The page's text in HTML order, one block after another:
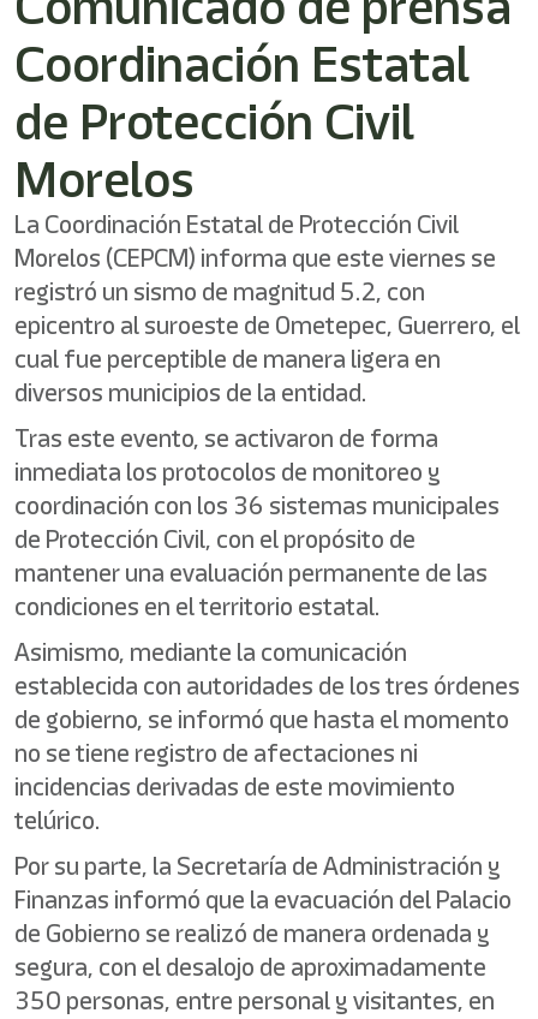
Coordinación Estatal
de Protección Civil
Morelos
La Coordinación Estatal de Protección Civil
Morelos (CEPCM) informa que este viernes se
registró un sismo de magnitud 5.2, con
epicentro al suroeste de Ometepec, Guerrero, el
cual fue perceptible de manera ligera en
diversos municipios de la entidad.
Tras este evento, se activaron de forma
inmediata los protocolos de monitoreo y
coordinación con los 36 sistemas municipales
de Protección Civil, con el propósito de
mantener una evaluación permanente de las
condiciones en el territorio estatal.
Asimismo, mediante la comunicación
establecida con autoridades de los tres órdenes
de gobierno, se informó que hasta el momento
no se tiene registro de afectaciones ni
incidencias derivadas de este movimiento
telúrico.
Por su parte, la Secretaría de Administración y
Finanzas informó que la evacuación del Palacio
de Gobierno se realizó de manera ordenada y
segura, con el desalojo de aproximadamente
350 personas, entre personal y visitantes, en